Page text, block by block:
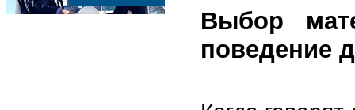
Выбор
поведение